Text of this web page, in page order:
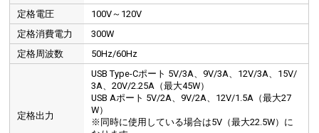
定格電圧
100V～120V
定格消費電力
300W
定格周波数
50Hz/60Hz
定格出力
USB Type-Cポート 5V/3A、9V/3A、12V/3A、15V/
3A、20V/2.25A（最大45W）
USB Aポート 5V/2A、9V/2A、12V/1.5A（最大27
W）
※同時に使用している場合は5V（最大22.5W）に